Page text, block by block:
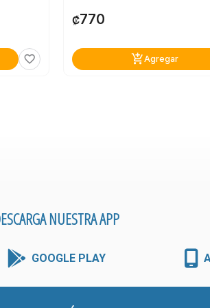
favorite_border
₡770
add_shopping_cartAgregar
NUESTRA APP
GOOGLE PLAY